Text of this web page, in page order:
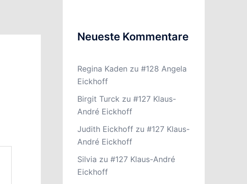
Neueste Kommentare
Regina Kaden zu #128 Angela
Eickhoff
Birgit Turck zu #127 Klaus-
André Eickhoff
Judith Eickhoffzu #127 Klaus-
André Eickhoff
Silvia zu #127 Klaus-André
Eickhoff